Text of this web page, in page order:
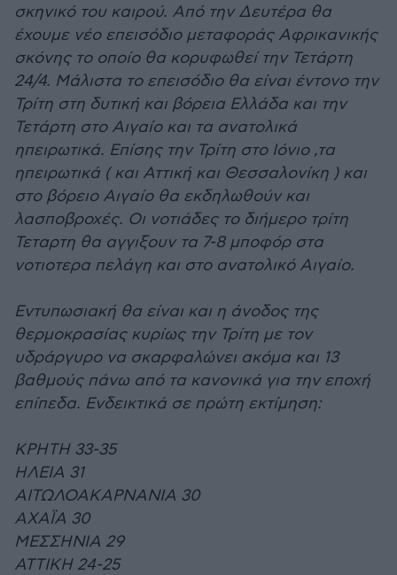
σκηνικό του καιρού. Από την Δευτέρα θα
έχουμε νέο επεισόδιο μεταφοράς Αφρικανικής
σκόνης το οποίο θα κορυφωθεί την Τετάρτη
24/4. Μάλιστα το επεισόδιο θα είναι έντονο την
Τρίτη στη δυτική και βόρεια Ελλάδα και την
Τετάρτη στο Αιγαίο και τα ανατολικά
ηπειρωτικά. Επίσης την Τρίτη στο Ιόνιο ,τα
ηπειρωτικά ( και Αττική και Θεσσαλονίκη ) και
στο βόρειο Αιγαίο θα εκδηλωθούν και
λασποβροχές. Οι νοτιάδες το διήμερο τρίτη
Τεταρτη θα αγγιξουν τα 7-8 μποφόρ στα
νοτιοτερα πελάγη και στο ανατολικό Αιγαίο.
Εντυπωσιακή θα είναι και η άνοδος της
θερμοκρασίας κυρίως την Τρίτη με τον
υδράργυρο να σκαρφαλώνει ακόμα και 13
βαθμούς πάνω από τα κανονικά για την εποχή
επίπεδα. Ενδεικτικά σε πρώτη εκτίμηση:
ΚΡΗΤΗ 33-35
ΗΛΕΙΑ 31
ΑΙΤΩΛΟΑΚΑΡΝΑΝΙΑ 30
ΑΧΑΪΑ 30
ΜΕΣΣΗΝΙΑ 29
ΑΤΤΙΚΗ 24-25